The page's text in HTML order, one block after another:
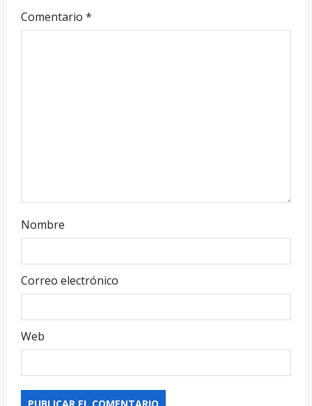
Comentario *
Nombre
Correo electrónico
Web